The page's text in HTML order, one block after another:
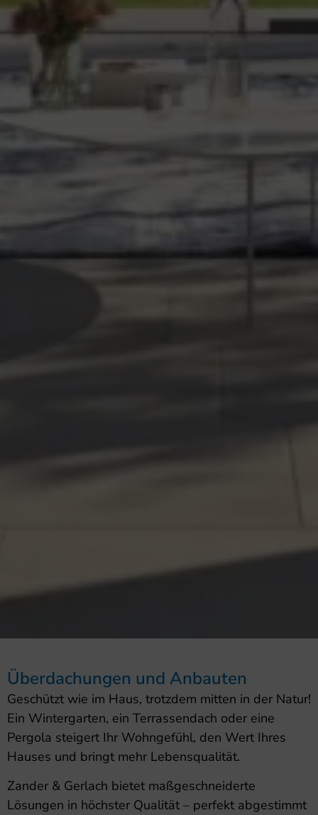
Überdachungen und Anbauten
Geschützt wie im Haus, trotzdem mitten in der Natur!
Ein Wintergarten, ein Terrassendach oder eine
Pergola steigert Ihr Wohngefühl, den Wert Ihres
Hauses und bringt mehr Lebensqualität.
Zander & Gerlach bietet maßgeschneiderte
Lösungen in höchster Qualität – perfekt abgestimmt